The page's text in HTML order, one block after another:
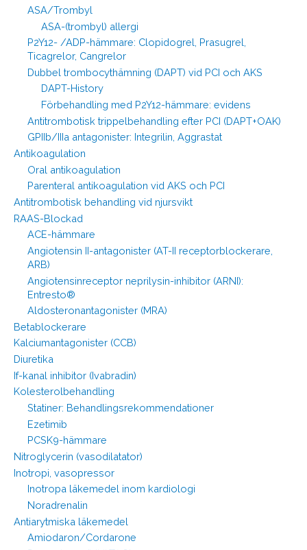
ASA/Trombyl
ASA-(trombyl) allergi
P2Y12- /ADP-hämmare: Clopidogrel, Prasugrel,
Ticagrelor, Cangrelor
Dubbel trombocythämning (DAPT) vid PCI och AKS
DAPT-History
Förbehandling med P2Y12-hämmare: evidens
Antitrombotisk trippelbehandling efter PCI (DAPT+OAK)
GPIIb/IIIa antagonister: Integrilin, Aggrastat
Antikoagulation
Oral antikoagulation
Parenteral antikoagulation vid AKS och PCI
Antitrombotisk behandling vid njursvikt
RAAS-Blockad
ACE-hämmare
Angiotensin II-antagonister (AT-II receptorblockerare,
ARB)
Angiotensinreceptor neprilysin-inhibitor (ARNI):
Entresto®
Aldosteronantagonister (MRA)
Betablockerare
Kalciumantagonister (CCB)
Diuretika
If-kanal inhibitor (Ivabradin)
Kolesterolbehandling
Statiner: Behandlingsrekommendationer
Ezetimib
PCSK9-hämmare
Nitroglycerin (vasodilatator)
Inotropi, vasopressor
Inotropa läkemedel inom kardiologi
Noradrenalin
Antiarytmiska läkemedel
Amiodaron/Cordarone